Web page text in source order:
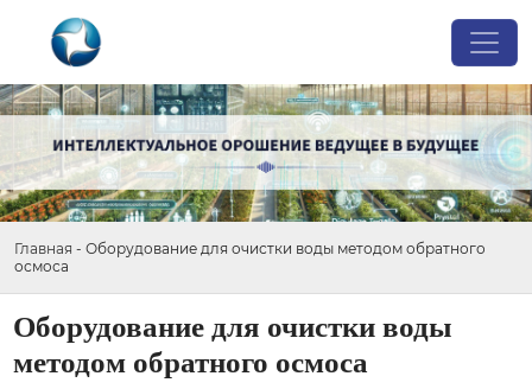
Главная - Оборудование для очистки воды методом обратного
осмоса
Оборудование для очистки воды
методом обратного осмоса